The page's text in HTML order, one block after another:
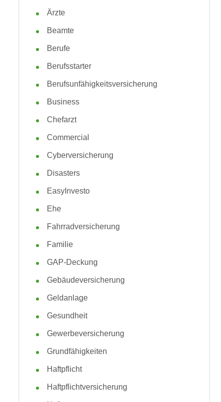
Ärzte
Beamte
Berufe
Berufsstarter
Berufsunfähigkeitsversicherung
Business
Chefarzt
Commercial
Cyberversicherung
Disasters
EasyInvesto
Ehe
Fahrradversicherung
Familie
GAP-Deckung
Gebäudeversicherung
Geldanlage
Gesundheit
Gewerbeversicherung
Grundfähigkeiten
Haftpflicht
Haftpflichtversicherung